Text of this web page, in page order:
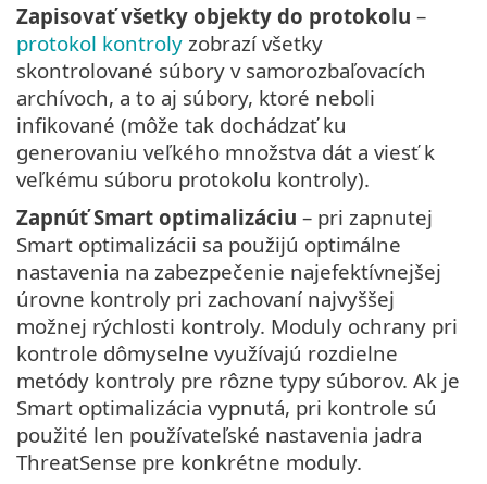
Zapisovať všetky objekty do protokolu –
protokol kontroly zobrazí všetky
skontrolované súbory v samorozbaľovacích
archívoch, a to aj súbory, ktoré neboli
infikované (môže tak dochádzať ku
generovaniu veľkého množstva dát a viesť k
veľkému súboru protokolu kontroly).
Zapnúť Smart optimalizáciu – pri zapnutej
Smart optimalizácii sa použijú optimálne
nastavenia na zabezpečenie najefektívnejšej
úrovne kontroly pri zachovaní najvyššej
možnej rýchlosti kontroly. Moduly ochrany pri
kontrole dômyselne využívajú rozdielne
metódy kontroly pre rôzne typy súborov. Ak je
Smart optimalizácia vypnutá, pri kontrole sú
použité len používateľské nastavenia jadra
ThreatSense pre konkrétne moduly.